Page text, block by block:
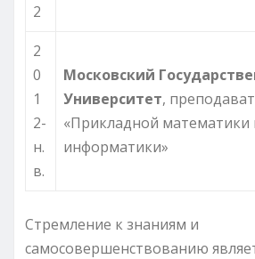
2
2
0
1
2-
н.
в.
Московский
Университет,
«Прикладной математики
информатики»
Стремление к знаниям и
самосовершенствованию